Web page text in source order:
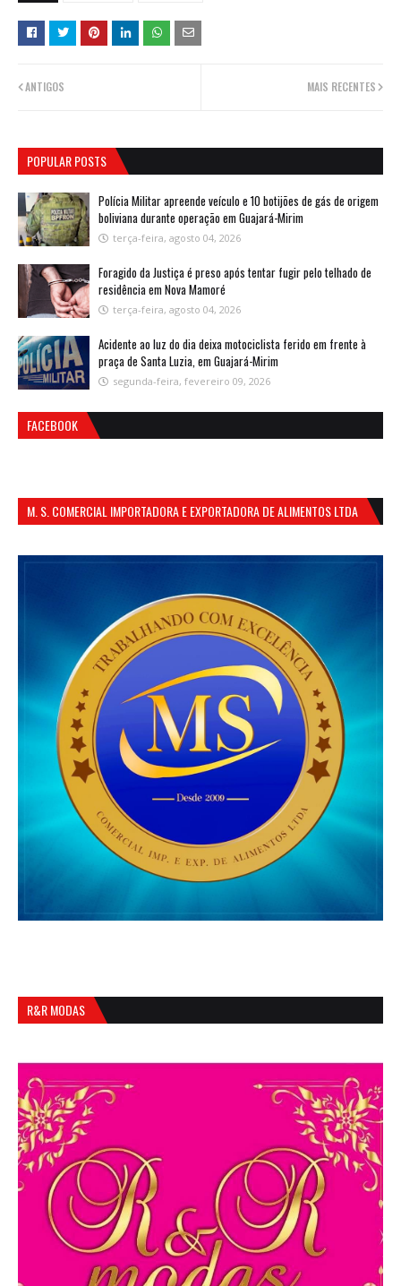
MAIS RECENTES
ANTIGOS
POPULAR POSTS
Polícia Militar apreende veículo e 10 botijões de gás de origem
boliviana durante operação em Guajará-Mirim
terça-feira, agosto 04, 2026
Foragido da Justiça é preso após tentar fugir pelo telhado de
residência em Nova Mamoré
terça-feira, agosto 04, 2026
Acidente ao luz do dia deixa motociclista ferido em frente à
praça de Santa Luzia, em Guajará-Mirim
segunda-feira, fevereiro 09, 2026
FACEBOOK
M. S. COMERCIAL IMPORTADORA E EXPORTADORA DE ALIMENTOS LTDA
R&R MODAS